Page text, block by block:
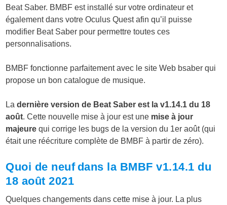
Beat Saber. BMBF est installé sur votre ordinateur et
également dans votre Oculus Quest afin qu’il puisse
modifier Beat Saber pour permettre toutes ces
personnalisations.
BMBF fonctionne parfaitement avec le site Web bsaber qui
propose un bon catalogue de musique.
Ladernière version de Beat Saber est la v1.14.1 du 18
août. Cette nouvelle mise à jour est une mise à jour
majeure qui corrige les bugs de la version du 1er août (qui
était une réécriture complète de BMBF à partir de zéro).
Quoi de neuf dans la BMBF v1.14.1 du
18 août 2021
Quelques changements dans cette mise à jour. La plus